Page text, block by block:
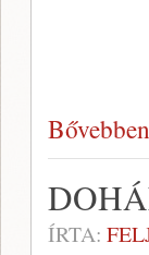
Bővebben
ÍRTA: